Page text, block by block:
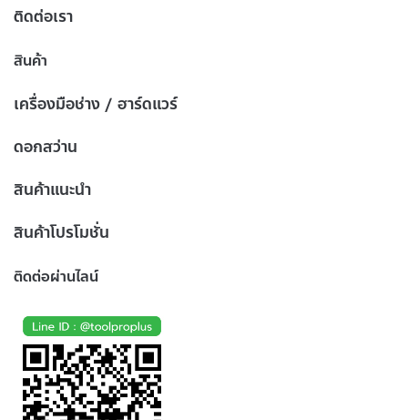
ติดต่อเรา
สินค้า
เครื่องมือช่าง / ฮาร์ดแวร์
ดอกสว่าน
สินค้าแนะนำ
สินค้าโปรโมชั่น
ติดต่อผ่านไลน์